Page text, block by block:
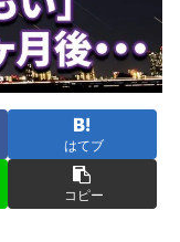
はてブ
コピー